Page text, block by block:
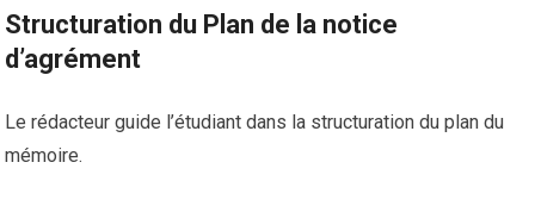
Structuration du Plan de la notice
d’agrément
Le rédacteur guide l’étudiant dans la structuration du plan du
mémoire.